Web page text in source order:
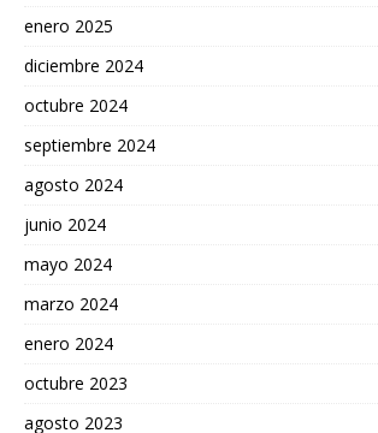
enero 2025
diciembre 2024
octubre 2024
septiembre 2024
agosto 2024
junio 2024
mayo 2024
marzo 2024
enero 2024
octubre 2023
agosto 2023